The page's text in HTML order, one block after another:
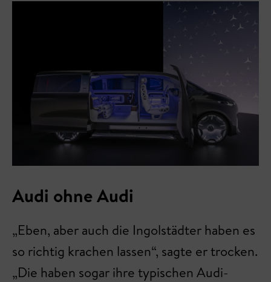
Audi ohne Audi
„Eben, aber auch die Ingolstädter haben es
so richtig krachen lassen“, sagte er trocken.
„Die haben sogar ihre typischen Audi-